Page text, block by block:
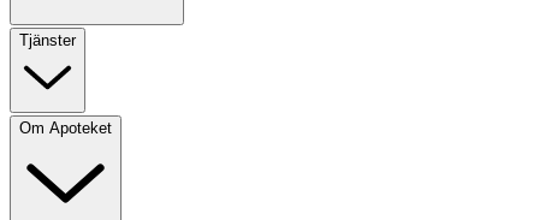
Tjänster
Om Apoteket